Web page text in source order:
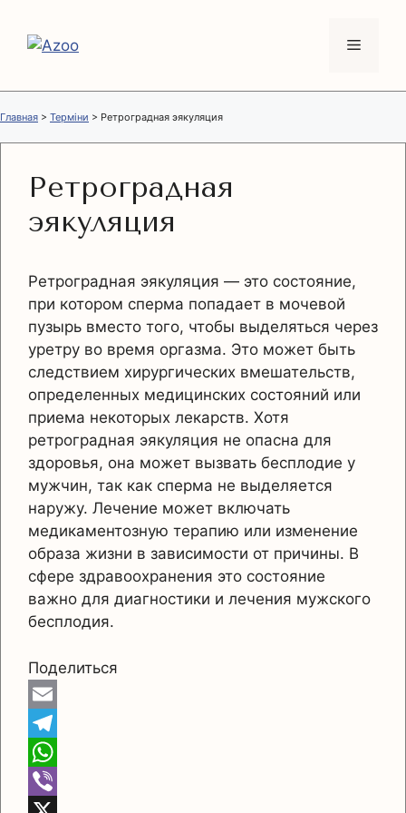
содержимому
Меню
Главная > Терміни > Ретроградная эякуляция
Ретроградная
эякуляция
Ретроградная эякуляция — это состояние,
при котором сперма попадает в мочевой
пузырь вместо того, чтобы выделяться через
уретру во время оргазма. Это может быть
следствием хирургических вмешательств,
определенных медицинских состояний или
приема некоторых лекарств. Хотя
ретроградная эякуляция не опасна для
здоровья, она может вызвать бесплодие у
мужчин, так как сперма не выделяется
наружу. Лечение может включать
медикаментозную терапию или изменение
образа жизни в зависимости от причины. В
сфере здравоохранения это состояние
важно для диагностики и лечения мужского
бесплодия.
Поделиться
E
m
a
T
e
W